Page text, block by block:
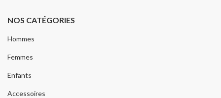
NOS CATÉGORIES
Hommes
Femmes
Enfants
Accessoires